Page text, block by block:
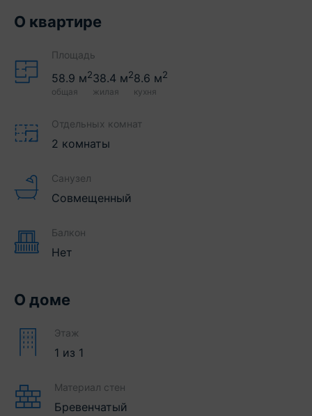
О квартире
Площадь
58.9 м2
общая
38.4 м2
жилая
8.6 м2
кухня
Отдельных комнат
2 комнаты
Санузел
Совмещенный
Балкон
Нет
О доме
Этаж
1 из 1
Материал стен
Бревенчатый